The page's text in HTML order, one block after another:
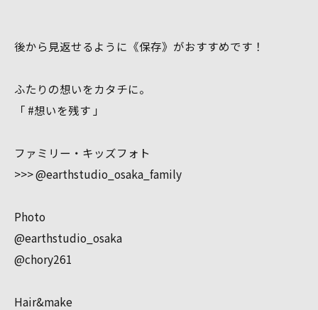
後から見返せるように《保存》がおすすめです！
ふたりの想いをカタチに。
「 #想いを残す 」
ファミリー・キッズフォト
>>> @earthstudio_osaka_family
Photo
@earthstudio_osaka
@chory261
Hair&make